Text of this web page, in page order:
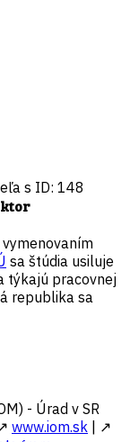
s ID: 148
sa štúdia usiluje
týkajú pracovnej
republika sa
- Úrad v SR
www.iom.sk | ↗